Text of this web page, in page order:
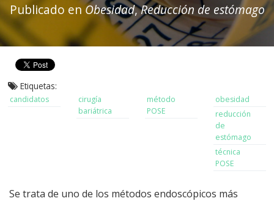
Publicado enObesidad,Reducción de estómago
Etiquetas:
candidatos
cirugía
bariátrica
método
POSE
obesidad
reducción
de
estómago
técnica
POSE
Se trata de uno de los métodos endoscópicos más